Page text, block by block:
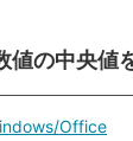
値の中央値
Office